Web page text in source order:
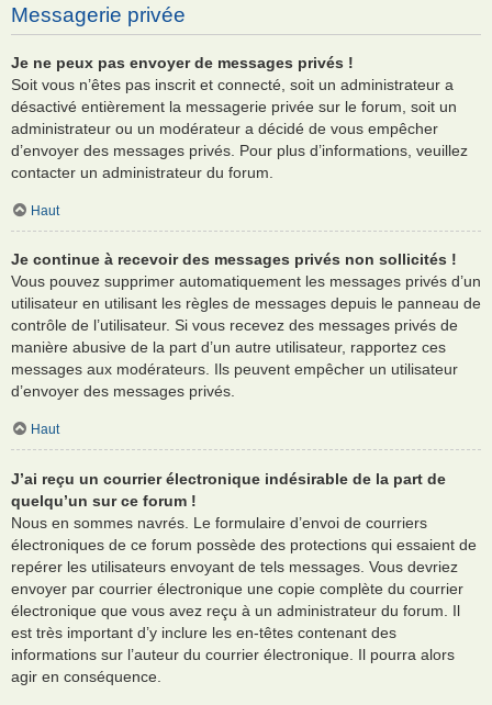
Messagerie privée
Je ne peux pas envoyer de messages privés !
Soit vous n’êtes pas inscrit et connecté, soit un administrateur a
désactivé entièrement la messagerie privée sur le forum, soit un
administrateur ou un modérateur a décidé de vous empêcher
d’envoyer des messages privés. Pour plus d’informations, veuillez
contacter un administrateur du forum.
Haut
Je continue à recevoir des messages privés non sollicités !
Vous pouvez supprimer automatiquement les messages privés d’un
utilisateur en utilisant les règles de messages depuis le panneau de
contrôle de l’utilisateur. Si vous recevez des messages privés de
manière abusive de la part d’un autre utilisateur, rapportez ces
messages aux modérateurs. Ils peuvent empêcher un utilisateur
d’envoyer des messages privés.
Haut
J’ai reçu un courrier électronique indésirable de la part de
quelqu’un sur ce forum !
Nous en sommes navrés. Le formulaire d’envoi de courriers
électroniques de ce forum possède des protections qui essaient de
repérer les utilisateurs envoyant de tels messages. Vous devriez
envoyer par courrier électronique une copie complète du courrier
électronique que vous avez reçu à un administrateur du forum. Il
est très important d’y inclure les en-têtes contenant des
informations sur l’auteur du courrier électronique. Il pourra alors
agir en conséquence.